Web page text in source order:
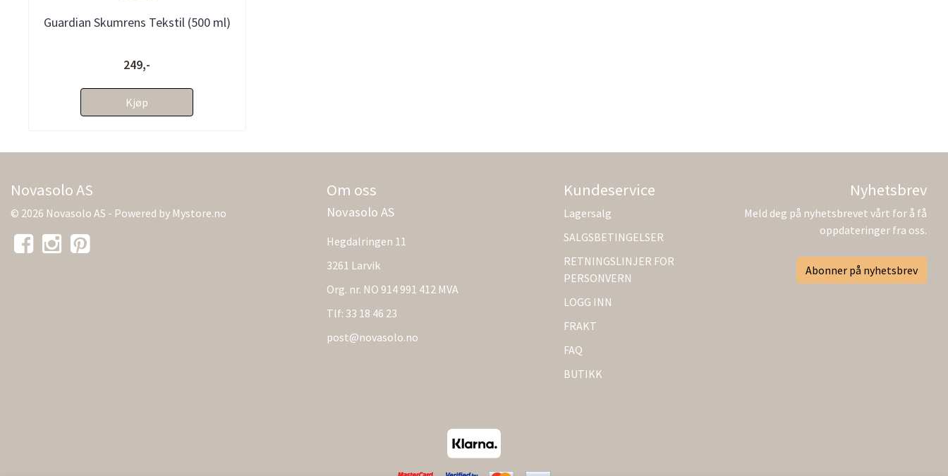
Guardian Skumrens Tekstil (500 ml)
249,-
Kjøp
Novasolo AS
© 2026 Novasolo AS - Powered by Mystore.no
Om oss
Novasolo AS
Hegdalringen 11
3261 Larvik
Org. nr. NO 914 991 412 MVA
Tlf: 33 18 46 23
post@novasolo.no
Kundeservice
Lagersalg
SALGSBETINGELSER
RETNINGSLINJER FOR
PERSONVERN
LOGG INN
FRAKT
FAQ
BUTIKK
Nyhetsbrev
Meld deg på nyhetsbrevet vårt for å få
oppdateringer fra oss.
Abonner på nyhetsbrev